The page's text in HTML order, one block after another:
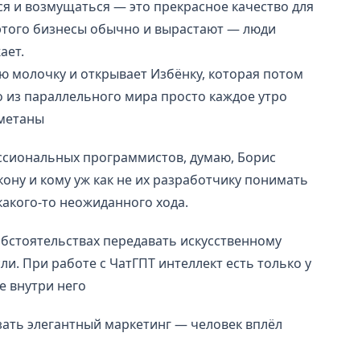
и возмущаться — это прекрасное качество для
бизнесы обычно и вырастают — люди
и открывает Избёнку, которая потом
параллельного мира просто каждое утро
программистов, думаю, Борис
и кому уж как не их разработчику понимать
то неожиданного хода.
передавать искусственному
При работе с ЧатГПТ интеллект есть только у
внутри него
элегантный маркетинг — человек вплёл